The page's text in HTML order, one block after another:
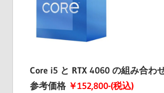
Core i5 と RTX 4060 の組み合わ
参考価格 ￥152,800-(税込)